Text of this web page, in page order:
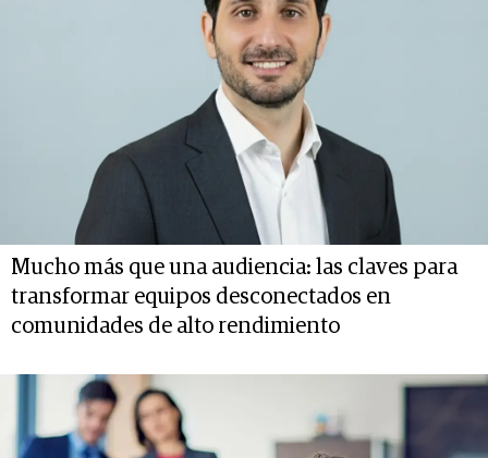
Mucho más que una audiencia: las claves para
transformar equipos desconectados en
comunidades de alto rendimiento